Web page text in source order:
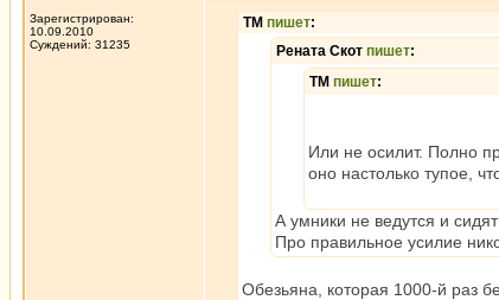
Зарегистрирован:
10.09.2010
Суждений: 31235
ТМ пишет:
Рената Скот пишет:
ТМ пишет:
Или не осилит. Полно
оно настолько тупое,
А умники не ведутся и
Про правильное усилие
Обезьяна, которая 1000-й раз